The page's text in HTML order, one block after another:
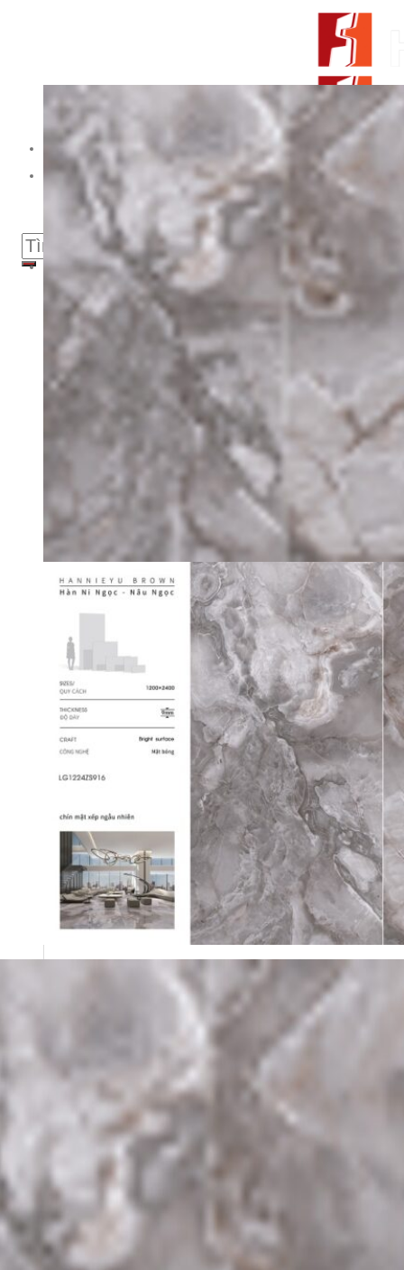
From Surfaces to Spaces
Tìm kiếm:
Giới thiệu